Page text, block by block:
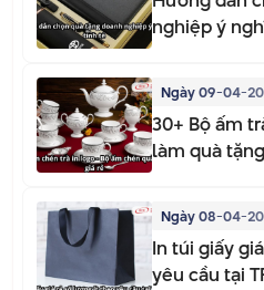
nghiệp ý
Ngày 09-04-
30+ Bộ ấm
làm quà
Ngày 08-04-
In túi giấy
yêu cầu tại